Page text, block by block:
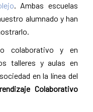
. Ambas escuelas
alumnado y han
colaborativo y en
talleres y aulas en
en la línea del
Colaborativo